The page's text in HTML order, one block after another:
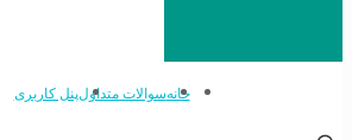
خانهسوالات متداولپنل کاربری